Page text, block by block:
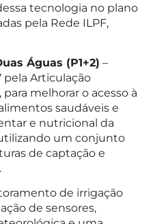
tecnologia no plano
pela Rede ILPF,
Águas (P1+2) –
pela Articulação
para melhorar o acesso à
saudáveis e
e nutricional da
um conjunto
de captação e
de irrigação
de sensores,